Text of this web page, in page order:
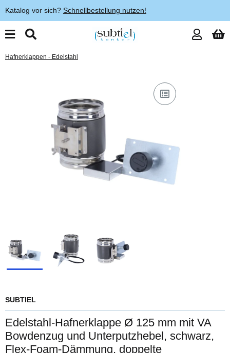
Katalog vor sich? Schnellbestellung nutzen!
Hafnerklappen - Edelstahl
SUBTIEL
Edelstahl-Hafnerklappe Ø 125 mm mit VA
Bowdenzug und Unterputzhebel, schwarz,
Flex-Foam-Dämmung, doppelte